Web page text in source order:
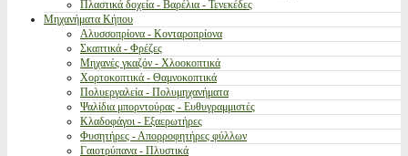
Πλαστικά δοχεία - Βαρέλια - Τενεκέδες
Μηχανήματα Κήπου
Αλυσσοπρίονα - Κονταροπρίονα
Σκαπτικά - Φρέζες
Μηχανές γκαζόν - Χλοοκοπτικά
Χορτοκοπτικά - Θαμνοκοπτικά
Πολυεργαλεία - Πολυμηχανήματα
Ψαλίδια μπορντούρας - Ευθυγραμμιστές
Κλαδοφάγοι - Εξαερωτήρες
Φυσητήρες - Απορροφητήρες φύλλων
Γαιοτρύπανα - Πλυστικά